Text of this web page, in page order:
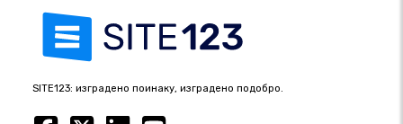
SITE123: изградено поинаку, изградено подобро.